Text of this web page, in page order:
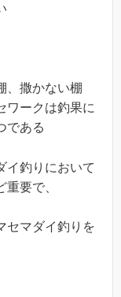
、撒かない棚
ワークは釣果に
である
イ釣りにおいて
要で、
セマダイ釣りを